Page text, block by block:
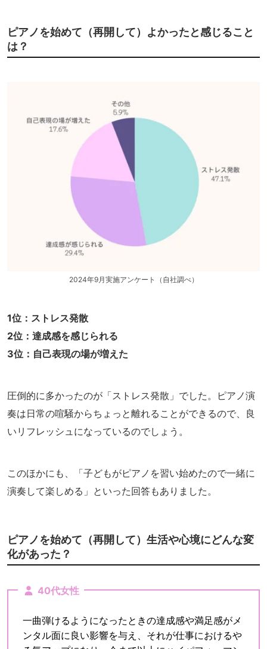
ピアノを始めて（再開して）よかったと感じること
は？
2024年9月実施アンケート（自社調べ）
1位：ストレス発散
2位：達成感を感じられる
3位：自己表現の場が増えた
圧倒的に多かったのが「ストレス発散」でした。ピアノ演
奏は日常の喧騒からちょっと離れることができるので、良
いリフレッシュになっているのでしょう。
このほかにも、「子どもがピアノを習い始めたので一緒に
演奏して楽しめる」といった回答もありました。
ピアノを始めて（再開して）生活や心境にどんな変
化があった？
40代女性
一曲弾けるようになったときの達成感や満足感がメ
ンタル面に良い影響を与え、それが仕事におけるや